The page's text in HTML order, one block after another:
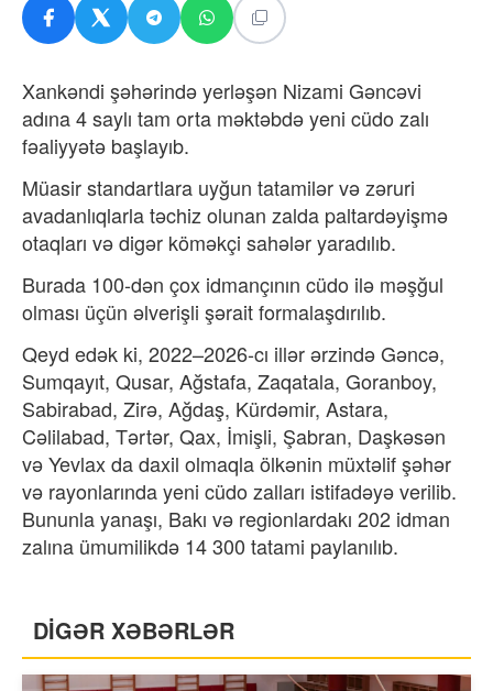
Xankəndi şəhərində yerləşən Nizami Gəncəvi
adına 4 saylı tam orta məktəbdə yeni cüdo zalı
fəaliyyətə başlayıb.
Müasir standartlara uyğun tatamilər və zəruri
avadanlıqlarla təchiz olunan zalda paltardəyişmə
otaqları və digər köməkçi sahələr yaradılıb.
Burada 100-dən çox idmançının cüdo ilə məşğul
olması üçün əlverişli şərait formalaşdırılıb.
Qeyd edək ki, 2022–2026-cı illər ərzində Gəncə,
Sumqayıt, Qusar, Ağstafa, Zaqatala, Goranboy,
Sabirabad, Zirə, Ağdaş, Kürdəmir, Astara,
Cəlilabad, Tərtər, Qax, İmişli, Şabran, Daşkəsən
və Yevlax da daxil olmaqla ölkənin müxtəlif şəhər
və rayonlarında yeni cüdo zalları istifadəyə verilib.
Bununla yanaşı, Bakı və regionlardakı 202 idman
zalına ümumilikdə 14 300 tatami paylanılıb.
DİGƏR XƏBƏRLƏR